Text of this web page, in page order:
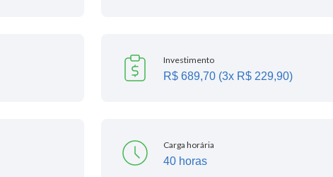
Investimento
R$ 689,70 (3x R$ 229,90)
Carga horária
40 horas